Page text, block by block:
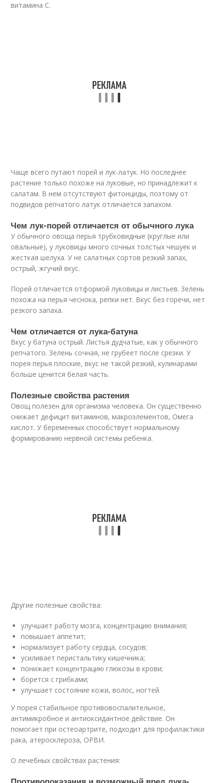
витамина C.
Чаще всего путают порей и лук-латук. Но последнее
растение только похоже на луковые, но принадлежит к
салатам. В нем отсутствуют фитонциды, поэтому от
подвидов репчатого латук отличается запахом.
Чем лук-порей отличается от обычного лука
У обычного овоща перья трубковидные (круглые или
овальные), у луковицы много сочных толстых чешуек и
жесткая шелуха. У не салатных сортов резкий запах,
острый, жгучий вкус.
Порей отличается отформой луковицы и листьев. Зелень
похожа на перья чеснока, репки нет. Вкус без горечи, нет
резкого запаха.
Чем отличается от лука-батуна
Вкус у батуна острый. Листья дудчатые, как у обычного
репчатого. Зелень сочная, не грубеет после срезки. У
порея перья плоские, вкус не такой резкий, кулинарами
больше ценится белая часть.
Полезные свойства растения
Овощ полезен для организма человека. Он существенно
снижает дефицит витаминов, макроэлементов, Омега
кислот. У беременных способствует нормальному
формированию нервной системы ребенка.
Другие полезные свойства:
улучшает работу мозга, концентрацию внимания;
повышает аппетит;
нормализует работу сердца, сосудов;
усиливает перистальтику кишечника;
понижает концентрацию глюкозы в крови;
борется с грибками;
улучшает состояние кожи, волос, ногтей.
У порея стабильное противовоспалительное,
антимикробное и антиоксидантное действие. Он
помогает при остеоартрите, подходит для профилактики
рака, атеросклероза, ОРВИ.
О лечебных свойствах растения: